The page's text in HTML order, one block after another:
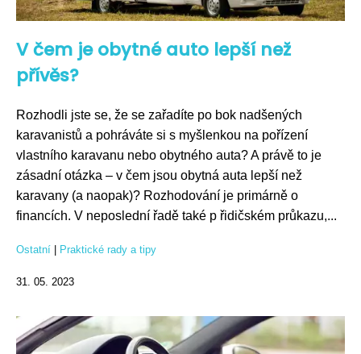
V čem je obytné auto lepší než
přívěs?
Rozhodli jste se, že se zařadíte po bok nadšených
karavanistů a pohráváte si s myšlenkou na pořízení
vlastního karavanu nebo obytného auta? A právě to je
zásadní otázka – v čem jsou obytná auta lepší než
karavany (a naopak)? Rozhodování je primárně o
financích. V neposlední řadě také p řidičském průkazu,...
Ostatní Praktické rady a tipy
31. 05. 2023